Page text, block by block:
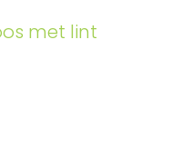
met lint